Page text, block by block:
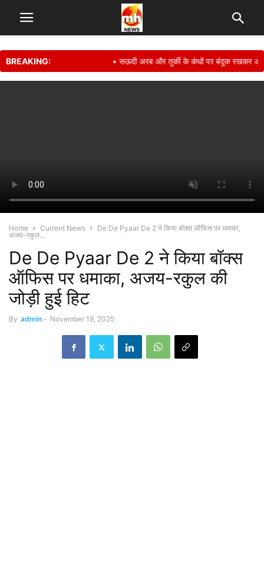
BREAKING: • सऊदी अरब और तुर्की के कंधों पर बंदूक रखकर अपनी
Home Current News
De De Pyaar De 2 ने किया बॉक्स ऑफिस पर धमाका,
अजय-रकुल...
De De Pyaar De 2 ने किया बॉक्स
ऑफिस पर धमाका, अजय-रकुल की
जोड़ी हुई हिट
By admin - November 19, 2025